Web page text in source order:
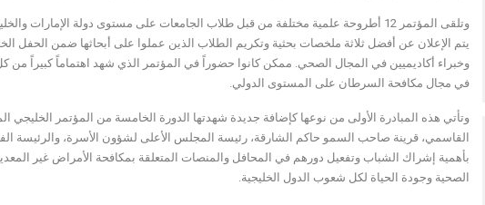
يتم الإعلان عن أفضل ثلاثة ملخصات بحثية وتكريم الطلاب الذين عملوا على أبحاثها ضمن الحفل
وخبراء أكاديميين في المجال الصحي. ممكن كانوا حضوراً في المؤتمر الذي شهد اهتماماً كبيراً من
في مجال مكافحة السرطان على المستوى الدولي.
وتأتي هذه المبادرة الأولى من نوعها كإضافة جديدة شهدتها الدورة الخامسة من المؤتمر
القاسمي، قرينة صاحب السمو حاكم الشارقة، رئيسة المجلس الأعلى لشؤون الأسرة، والرئيسة
بأهمية إشراك الشباب وتفعيل دورهم في المحافل والمنصات المتعلقة بمكافحة الأمراض غير
الصحية وجودة الحياة لكل شعوب الدول الخليجية.